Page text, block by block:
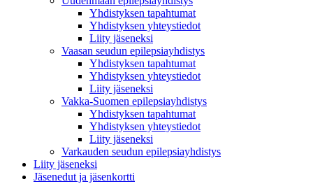
Yhdistyksen tapahtumat
Yhdistyksen yhteystiedot
Liity jäseneksi
Vaasan seudun epilepsiayhdistys
Yhdistyksen tapahtumat
Yhdistyksen yhteystiedot
Liity jäseneksi
Vakka-Suomen epilepsiayhdistys
Yhdistyksen tapahtumat
Yhdistyksen yhteystiedot
Liity jäseneksi
Varkauden seudun epilepsiayhdistys
Liity jäseneksi
Jäsenedut ja jäsenkortti